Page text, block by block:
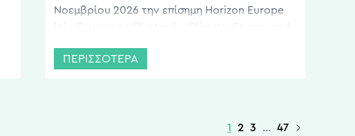
Νοεμβρίου 2026 την επίσημη Horizon Europe
ενημέρωση για τις χρηματοδοτικές ευκαιρίες
επικεντρώνεται στη συμβολή της έρευνας και
ΠΕΡΙΣΣΟΤΕΡΑ
1 2 3 … 47